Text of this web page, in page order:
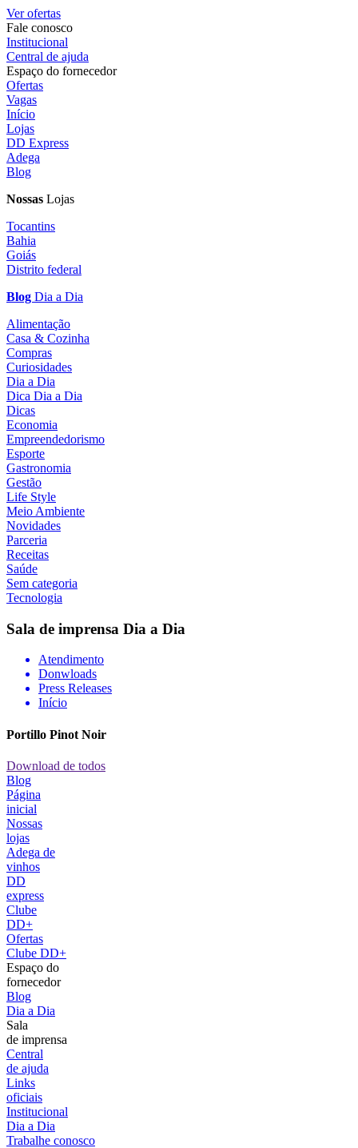
Ver ofertas
Fale conosco
Institucional
Central de ajuda
Espaço do fornecedor
Ofertas
Vagas
Início
Lojas
DD Express
Adega
Blog
Nossas Lojas
Tocantins
Bahia
Goiás
Distrito federal
Blog Dia a Dia
Alimentação
Casa & Cozinha
Compras
Curiosidades
Dia a Dia
Dica Dia a Dia
Dicas
Economia
Empreendedorismo
Esporte
Gastronomia
Gestão
Life Style
Meio Ambiente
Novidades
Parceria
Receitas
Saúde
Sem categoria
Tecnologia
Sala de imprensa Dia a Dia
Atendimento
Donwloads
Press Releases
Início
Portillo Pinot Noir
Download de todos
Blog
Página
inicial
Nossas
lojas
Adega de
vinhos
DD
express
Clube
DD+
Ofertas
Clube DD+
Espaço do
fornecedor
Blog
Dia a Dia
Sala
de imprensa
Central
de ajuda
Links
oficiais
Institucional
Dia a Dia
Trabalhe conosco